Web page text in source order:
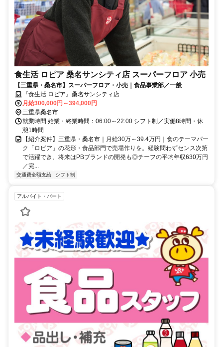
食生活 ロピア 桑名サンシティ店 スーパーフロア 小売
【三重県・桑名市】スーパーフロア・小売｜食品事業部／一般
『食生活 ロピア』桑名サンシティ店
月給300,000円～394,000円
三重県桑名市
就業時間 始業・終業時間：06:00～22:00 シフト制／実働8時間・休
憩1時間
【紹介案件】三重県・桑名市｜月給30万～39.4万円｜食のテーマパー
ク「ロピア」の花形・食品部門で売場作りを。経験問わずセンス次第
で活躍でき、将来はPBブランドの開発も◎チーフの平均年収630万円
／完...
交通費全額支給 シフト制
アルバイト・パート